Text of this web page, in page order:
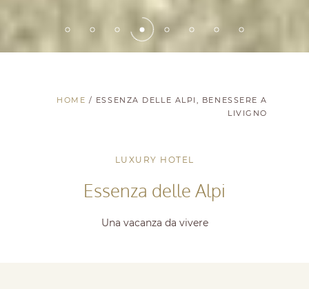
HOME / ESSENZA DELLE ALPI, BENESSERE A
LIVIGNO
LUXURY HOTEL
Essenza delle Alpi
Una vacanza da vivere